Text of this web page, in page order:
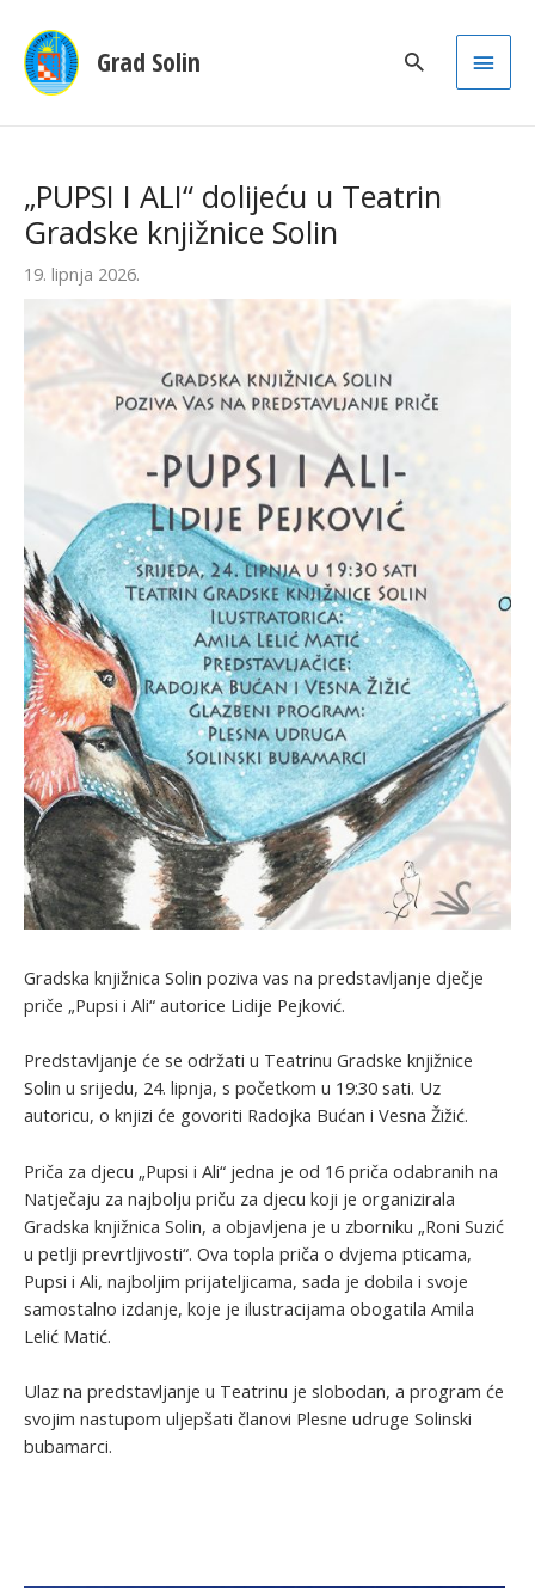
Grad Solin
Main
„PUPSI I ALI“ dolijeću u Teatrin
Gradske knjižnice Solin
19. lipnja 2026.
Gradska knjižnica Solin poziva vas na predstavljanje dječje
priče „Pupsi i Ali“ autorice Lidije Pejković.
Predstavljanje će se održati u Teatrinu Gradske knjižnice
Solin u srijedu, 24. lipnja, s početkom u 19:30 sati. Uz
autoricu, o knjizi će govoriti Radojka Bućan i Vesna Žižić.
Priča za djecu „Pupsi i Ali“ jedna je od 16 priča odabranih na
Natječaju za najbolju priču za djecu koji je organizirala
Gradska knjižnica Solin, a objavljena je u zborniku „Roni Suzić
u petlji prevrtljivosti“. Ova topla priča o dvjema pticama,
Pupsi i Ali, najboljim prijateljicama, sada je dobila i svoje
samostalno izdanje, koje je ilustracijama obogatila Amila
Lelić Matić.
Ulaz na predstavljanje u Teatrinu je slobodan, a program će
svojim nastupom uljepšati članovi Plesne udruge Solinski
bubamarci.